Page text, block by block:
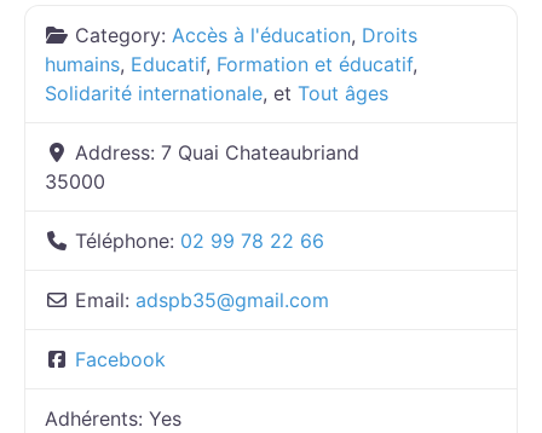
Category: Accès à l'éducation, Droits
humains, Educatif, Formation et éducatif,
Solidarité internationale, et Tout âges
Address: 7 Quai Chateaubriand
35000
Téléphone: 02 99 78 22 66
Email: adspb35@gmail.com
Facebook
Adhérents: Yes